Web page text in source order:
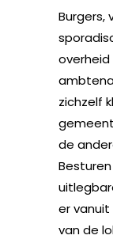
Burgers,
zichzelf
de
er
van de